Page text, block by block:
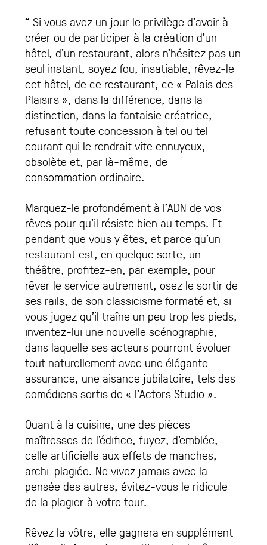
“ Si vous avez un jour le privilège d’avoir à
créer ou de participer à la création d’un
hôtel, d’un restaurant, alors n’hésitez pas un
seul instant, soyez fou, insatiable, rêvez-le
cet hôtel, de ce restaurant, ce « Palais des
Plaisirs », dans la différence, dans la
distinction, dans la fantaisie créatrice,
refusant toute concession à tel ou tel
courant qui le rendrait vite ennuyeux,
obsolète et, par là-même, de
consommation ordinaire.
Marquez-le profondément à l’ADN de vos
rêves pour qu’il résiste bien au temps. Et
pendant que vous y êtes, et parce qu’un
restaurant est, en quelque sorte, un
théâtre, profitez-en, par exemple, pour
rêver le service autrement, osez le sortir de
ses rails, de son classicisme formaté et, si
vous jugez qu’il traîne un peu trop les pieds,
inventez-lui une nouvelle scénographie,
dans laquelle ses acteurs pourront évoluer
tout naturellement avec une élégante
assurance, une aisance jubilatoire, tels des
comédiens sortis de « l’Actors Studio ».
Quant à la cuisine, une des pièces
maîtresses de l’édifice, fuyez, d’emblée,
celle artificielle aux effets de manches,
archi-plagiée. Ne vivez jamais avec la
pensée des autres, évitez-vous le ridicule
de la plagier à votre tour.
Rêvez la vôtre, elle gagnera en supplément